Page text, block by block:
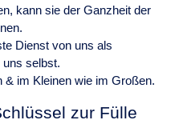
kann sie der Ganzheit der
Dienst von uns als
selbst.
& im Kleinen wie im Großen.
zur Fülle